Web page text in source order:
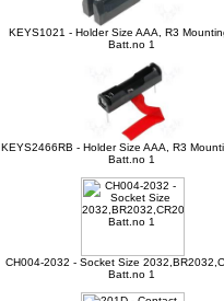
KEYS1021 - Holder Size AAA, R3
Batt.no 1
KEYS2466RB - Holder Size AAA, R3
Batt.no 1
CH004-2032 - Socket Size
Batt.no 1